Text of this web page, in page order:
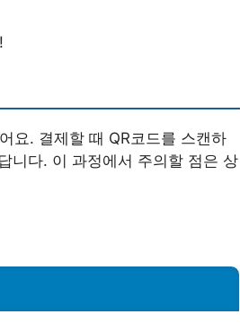
요. 결제할 때 QR코드를 스캔하
니다. 이 과정에서 주의할 점은 상